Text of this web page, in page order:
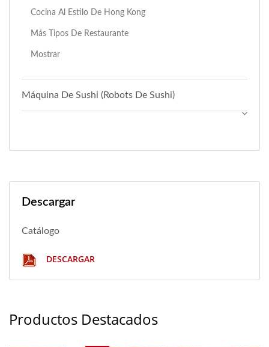
Cocina Al Estilo De Hong Kong
Más Tipos De Restaurante
Mostrar
Máquina De Sushi (Robots De Sushi)
Descargar
Catálogo
DESCARGAR
Productos Destacados